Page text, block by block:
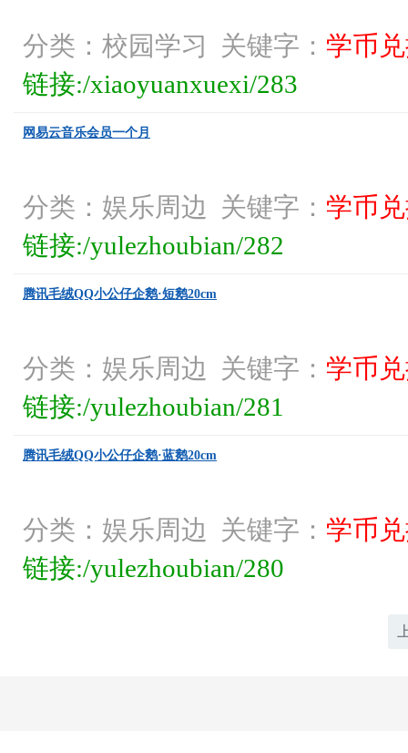
分类：校园学习 关键字： 学币
链接:/xiaoyuanxuexi/283
网易云音乐会员一个月
分类：娱乐周边 关键字： 学币
链接:/yulezhoubian/282
腾讯毛绒QQ小公仔企鹅·短鹅20cm
分类：娱乐周边 关键字： 学币
链接:/yulezhoubian/281
腾讯毛绒QQ小公仔企鹅·蓝鹅20cm
分类：娱乐周边 关键字： 学币
链接:/yulezhoubian/280